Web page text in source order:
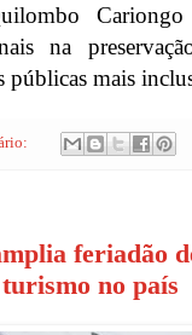
na
mais
feriadão
no país